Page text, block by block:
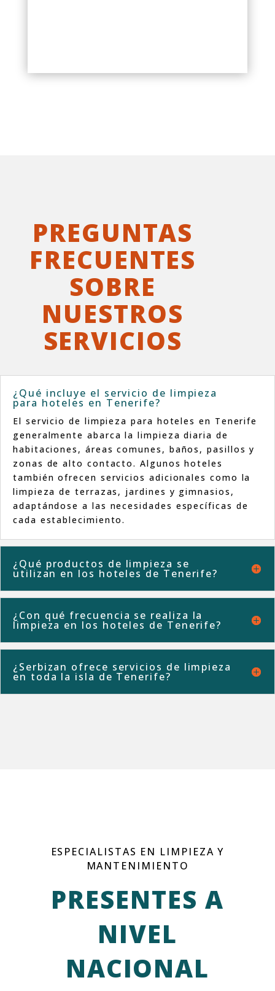
PREGUNTAS
FRECUENTES
SOBRE
NUESTROS
SERVICIOS
¿Qué incluye el servicio de limpieza
para hoteles en Tenerife?
El servicio de limpieza para hoteles en Tenerife
generalmente abarca la limpieza diaria de
habitaciones, áreas comunes, baños, pasillos y
zonas de alto contacto. Algunos hoteles
también ofrecen servicios adicionales como la
limpieza de terrazas, jardines y gimnasios,
adaptándose a las necesidades específicas de
cada establecimiento.
¿Qué productos de limpieza se
utilizan en los hoteles de Tenerife?
¿Con qué frecuencia se realiza la
limpieza en los hoteles de Tenerife?
¿Serbizan ofrece servicios de limpieza
en toda la isla de Tenerife?
ESPECIALISTAS EN LIMPIEZA Y
MANTENIMIENTO
PRESENTES A
NIVEL
NACIONAL